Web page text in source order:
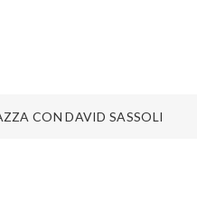
CON DAVID SASSOLI